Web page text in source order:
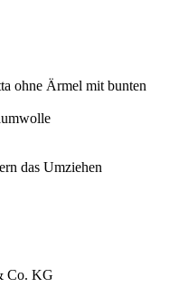
ohne Ärmel mit bunten
das Umziehen
Co. KG